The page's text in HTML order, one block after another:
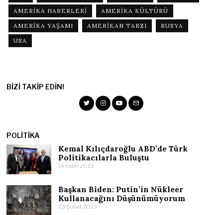
AMERIKA HABERLERI
AMERIKA KÜLTÜRÜ
AMERIKA YAŞAMI
AMERIKAN TARZI
RUSYA
USA
BIZI TAKIP EDIN!
POLITIKA
Kemal Kılıçdaroğlu ABD’de Türk
Politikacılarla Buluştu
14 Ekim 2022
Başkan Biden: Putin’in Nükleer
Kullanacağını Düşünümüyorum
23 Şubat 2023